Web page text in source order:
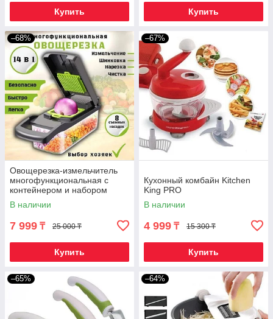
Купить Купить
–68%
Овощерезка-измельчитель
многофункциональная с
контейнером и набором
тёрок Veggie Slicer 14-в-1
В наличии
7 999 ₸ 25 000 ₸
Купить
–67%
Кухонный комбайн Kitchen
King PRO
В наличии
4 999 ₸ 15 300 ₸
Купить
–65% –64%